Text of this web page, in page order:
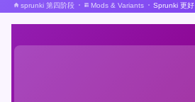
sprunki 第四阶段 Mods & Variants Sprunki 更好